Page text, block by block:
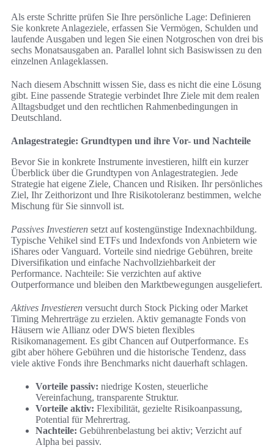
Als erste Schritte prüfen Sie Ihre persönliche Lage: Definieren
Sie konkrete Anlageziele, erfassen Sie Vermögen, Schulden und
laufende Ausgaben und legen Sie einen Notgroschen von drei bis
sechs Monatsausgaben an. Parallel lohnt sich Basiswissen zu den
einzelnen Anlageklassen.
Nach diesem Abschnitt wissen Sie, dass es nicht die eine Lösung
gibt. Eine passende Strategie verbindet Ihre Ziele mit dem realen
Alltagsbudget und den rechtlichen Rahmenbedingungen in
Deutschland.
Anlagestrategie: Grundtypen und ihre Vor- und Nachteile
Bevor Sie in konkrete Instrumente investieren, hilft ein kurzer
Überblick über die Grundtypen von Anlagestrategien. Jede
Strategie hat eigene Ziele, Chancen und Risiken. Ihr persönliches
Ziel, Ihr Zeithorizont und Ihre Risikotoleranz bestimmen, welche
Mischung für Sie sinnvoll ist.
Passives Investieren setzt auf kostengünstige Indexnachbildung.
Typische Vehikel sind ETFs und Indexfonds von Anbietern wie
iShares oder Vanguard. Vorteile sind niedrige Gebühren, breite
Diversifikation und einfache Nachvollziehbarkeit der
Performance. Nachteile: Sie verzichten auf aktive
Outperformance und bleiben den Marktbewegungen ausgeliefert.
Aktives Investieren versucht durch Stock Picking oder Market
Timing Mehrerträge zu erzielen. Aktiv gemanagte Fonds von
Häusern wie Allianz oder DWS bieten flexibles
Risikomanagement. Es gibt Chancen auf Outperformance. Es
gibt aber höhere Gebühren und die historische Tendenz, dass
viele aktive Fonds ihre Benchmarks nicht dauerhaft schlagen.
Vorteile passiv: niedrige Kosten, steuerliche
Vereinfachung, transparente Struktur.
Vorteile aktiv: Flexibilität, gezielte Risikoanpassung,
Potential für Mehrertrag.
Nachteile: Gebührenbelastung bei aktiv; Verzicht auf
Alpha bei passiv.